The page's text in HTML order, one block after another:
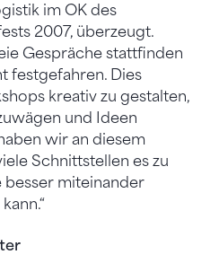
im OK des
2007, überzeugt.
Gespräche stattfinden
festgefahren. Dies
kreativ zu gestalten,
und Ideen
wir an diesem
Schnittstellen es zu
miteinander